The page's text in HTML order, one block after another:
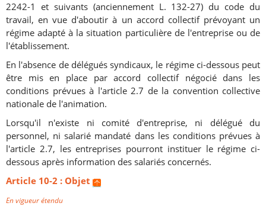
2242-1 et suivants (anciennement L. 132-27) du code du
travail, en vue d'aboutir à un accord collectif prévoyant un
régime adapté à la situation particulière de l'entreprise ou de
l'établissement.
En l'absence de délégués syndicaux, le régime ci-dessous peut
être mis en place par accord collectif négocié dans les
conditions prévues à l'article 2.7 de la convention collective
nationale de l'animation.
Lorsqu'il n'existe ni comité d'entreprise, ni délégué du
personnel, ni salarié mandaté dans les conditions prévues à
l'article 2.7, les entreprises pourront instituer le régime ci-
dessous après information des salariés concernés.
Article 10-2 : Objet
En vigueur étendu